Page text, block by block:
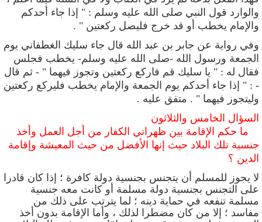
والوارد قول النبي صلى الله عليه وسلم : " إذا جاء أحدكم
والإمام يخطب أو قد خرج فليصل ركعتين " .
وفي رواية عن جابر بن عبد الله قال جاء سليك الغطفاني يوم
الجمعة ورسول الله -صلى الله عليه وسلم- يخطب فجلس
فقال له : " يا سليك قم فاركع ركعتين وتجوز فيهما " - ثم قال
- : " إذا جاء أحدكم يوم الجمعة والإمام يخطب فليركع ركعتين
وليتجوز فيهما " . متفق عليه .
السؤال الخامس والثلاثون
ما حكم الإقامة بين ظهراني الكفار من أجل العمل وأخذ
جنسية تلك البلاد حيث إنها الأفضل من حيث المعيشة وإقامة
الدين ؟
لا يجوز للمسلم أن يتجنس بجنسية دولة كافرة ؛ إذا كان قادرا
على التجنس بجنسية دولة مسلمة أو كانت معه جنسية
مسلمة تنفعه في حماية دينه ؛ لما يترتب على ذلك من
مفاسد ؛ إلا من كان مضطرا لذلك ، وأما الإقامة بدون أخذ